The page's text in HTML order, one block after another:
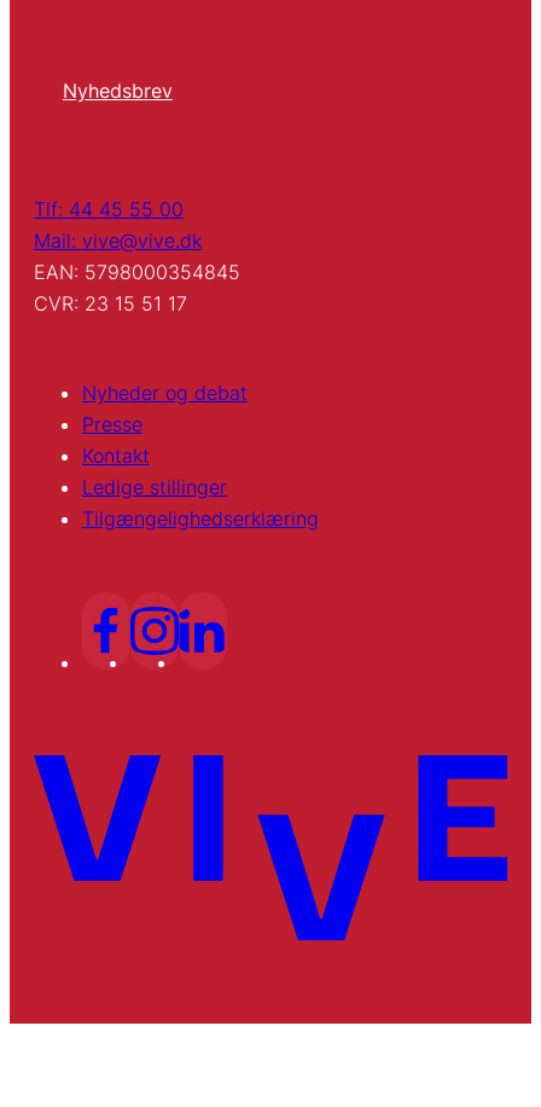
Nyhedsbrev
Tlf: 44 45 55 00
Mail: vive@vive.dk
EAN: 5798000354845
CVR: 23 15 51 17
Nyheder og debat
Presse
Kontakt
Ledige stillinger
Tilgængelighedserklæring